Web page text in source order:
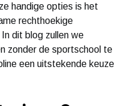
handige opties is het
rechthoekige
dit blog zullen we
zonder de sportschool te
een uitstekende keuze